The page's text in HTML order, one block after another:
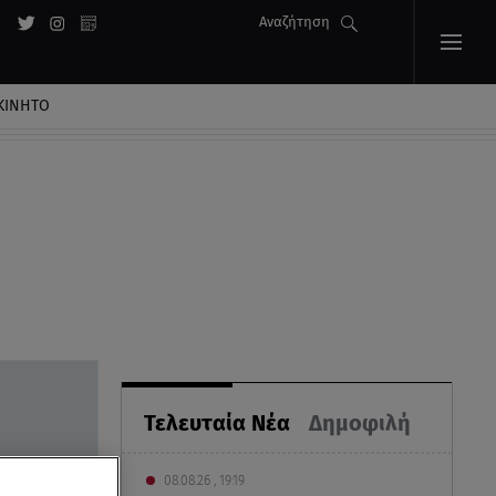
Αναζήτηση
Τελευταία Νέα Δημοφιλή
08.08.26 , 19:19